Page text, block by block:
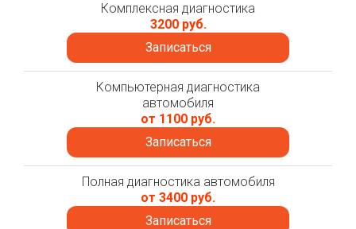
Комплексная диагностика
3200 руб.
Записаться
Компьютерная диагностика
автомобиля
от 1100 руб.
Записаться
Полная диагностика автомобиля
от 3400 руб.
Записаться